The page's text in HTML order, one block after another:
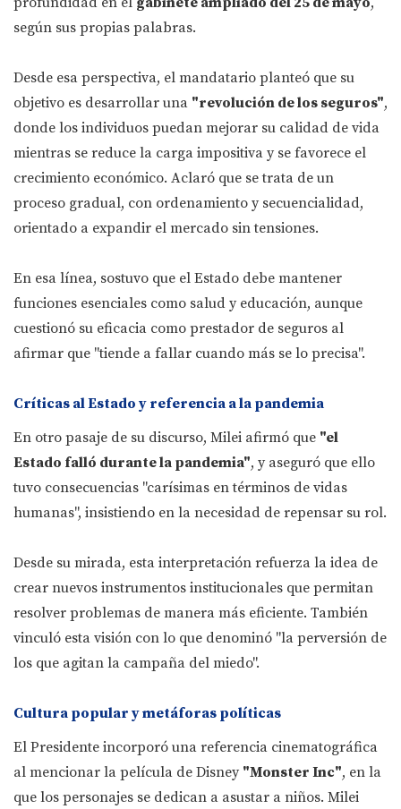
según sus propias palabras.
Desde esa perspectiva, el mandatario planteó que su
objetivo es desarrollar una "revolución de los seguros",
donde los individuos puedan mejorar su calidad de vida
mientras se reduce la carga impositiva y se favorece el
crecimiento económico. Aclaró que se trata de un
proceso gradual, con ordenamiento y secuencialidad,
orientado a expandir el mercado sin tensiones.
En esa línea, sostuvo que el Estado debe mantener
funciones esenciales como salud y educación, aunque
cuestionó su eficacia como prestador de seguros al
afirmar que "tiende a fallar cuando más se lo precisa".
Críticas al Estado y referencia a la pandemia
En otro pasaje de su discurso, Milei afirmó que "el
Estado falló durante la pandemia", y aseguró que ello
tuvo consecuencias "carísimas en términos de vidas
humanas", insistiendo en la necesidad de repensar su rol.
Desde su mirada, esta interpretación refuerza la idea de
crear nuevos instrumentos institucionales que permitan
resolver problemas de manera más eficiente. También
vinculó esta visión con lo que denominó "la perversión de
los que agitan la campaña del miedo".
Cultura popular y metáforas políticas
El Presidente incorporó una referencia cinematográfica
al mencionar la película de Disney "Monster Inc", en la
que los personajes se dedican a asustar a niños. Milei